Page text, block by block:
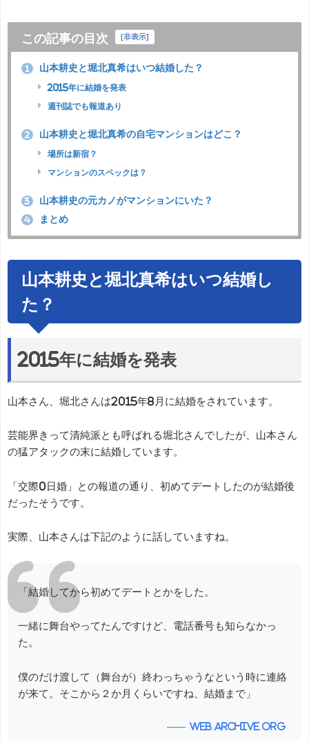
この記事の目次 非表示
1 山本耕史と堀北真希はいつ結婚した？
2015年に結婚を発表
週刊誌でも報道あり
2 山本耕史と堀北真希の自宅マンションはどこ？
場所は新宿？
マンションのスペックは？
3 山本耕史の元カノがマンションにいた？
4 まとめ
山本耕史と堀北真希はいつ結婚し
た？
2015年に結婚を発表
山本さん、堀北さんは2015年8月に結婚をされています。
芸能界きって清純派とも呼ばれる堀北さんでしたが、山本さん
の猛アタックの末に結婚しています。
「交際0日婚」との報道の通り、初めてデートしたのが結婚後
だったそうです。
実際、山本さんは下記のように話していますね。
「結婚してから初めてデートとかをした。
一緒に舞台やってたんですけど、電話番号も知らなかっ
た。
僕のだけ渡して（舞台が）終わっちゃうなという時に連絡
が来て。そこから２か月くらいですね、結婚まで」
web.archive.org